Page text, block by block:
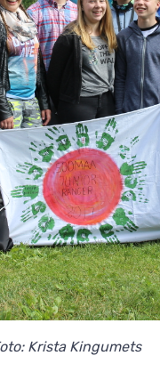
Krista Kingumets